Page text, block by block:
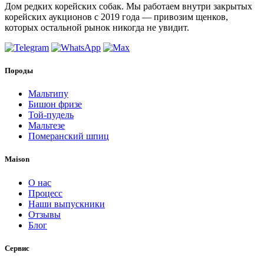
Дом редких корейских собак. Мы работаем внутри закрытых
корейских аукционов с 2019 года — привозим щенков,
которых остальной рынок никогда не увидит.
Породы
Мальтипу
Бишон фризе
Той-пудель
Мальтезе
Померанский шпиц
Maison
О нас
Процесс
Наши выпускники
Отзывы
Блог
Сервис